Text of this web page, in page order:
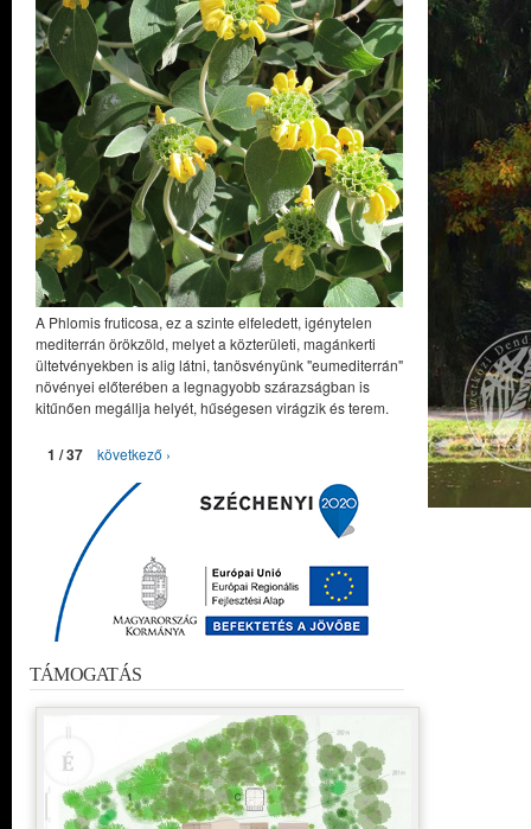
A Phlomis fruticosa, ez a szinte elfeledett, igénytelen
mediterrán örökzöld, melyet a közterületi, magánkerti
ültetvényekben is alig látni, tanösvényünk "eumediterrán"
növényei előterében a legnagyobb szárazságban is
kitűnően megállja helyét, hűségesen virágzik és terem.
1 / 37 következő ›
TÁMOGATÁS